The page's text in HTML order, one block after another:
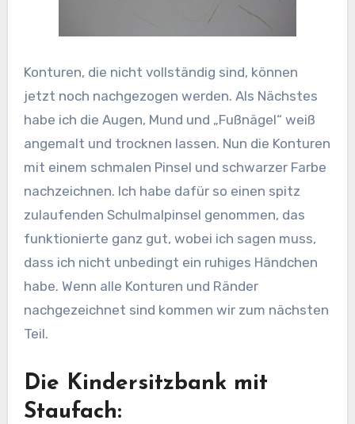
Konturen, die nicht vollständig sind, können
jetzt noch nachgezogen werden. Als Nächstes
habe ich die Augen, Mund und „Fußnägel“ weiß
angemalt und trocknen lassen. Nun die Konturen
mit einem schmalen Pinsel und schwarzer Farbe
nachzeichnen. Ich habe dafür so einen spitz
zulaufenden Schulmalpinsel genommen, das
funktionierte ganz gut, wobei ich sagen muss,
dass ich nicht unbedingt ein ruhiges Händchen
habe. Wenn alle Konturen und Ränder
nachgezeichnet sind kommen wir zum nächsten
Teil.
Die Kindersitzbank mit
Staufach: